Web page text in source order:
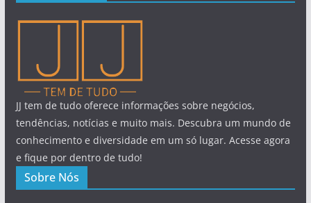
JJ tem de tudo oferece informações sobre negócios,
tendências, notícias e muito mais. Descubra um mundo de
conhecimento e diversidade em um só lugar. Acesse agora
e fique por dentro de tudo!
Sobre Nós